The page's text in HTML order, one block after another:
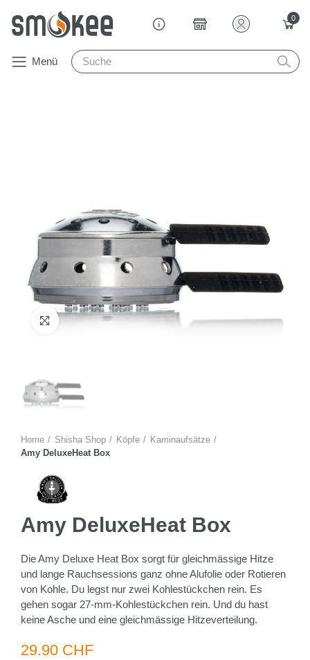
0
Menü
Zum Vergrössern anklicken
Home Shisha Shop Köpfe
Kaminaufsätze
Amy DeluxeHeat Box
Amy DeluxeHeat Box
Die Amy Deluxe Heat Box sorgt für gleichmässige Hitze
und lange Rauchsessions ganz ohne Alufolie oder Rotieren
von Kohle. Du legst nur zwei Kohlestückchen rein. Es
gehen sogar 27-mm-Kohlestückchen rein. Und du hast
keine Asche und eine gleichmässige Hitzeverteilung.
29.90 CHF